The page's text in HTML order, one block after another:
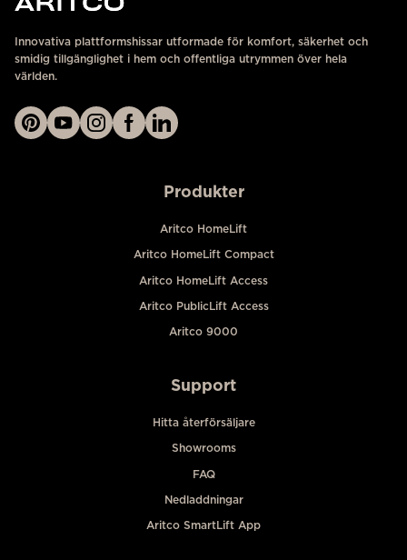
Innovativa plattformshissar utformade för komfort, säkerhet och
smidig tillgänglighet i hem och offentliga utrymmen över hela
världen.
Produkter
Aritco HomeLift
Aritco HomeLift Compact
Aritco HomeLift Access
Aritco PublicLift Access
Aritco 9000
Support
Hitta återförsäljare
Showrooms
FAQ
Nedladdningar
Aritco SmartLift App